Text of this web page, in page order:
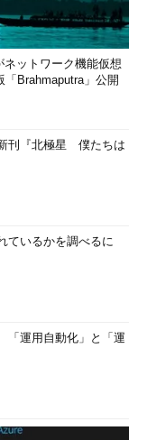
ネットワーク機能仮想
「Brahmaputra」公開
刊『北極星 僕たちは
ているかを調べるに
「運用自動化」と「運